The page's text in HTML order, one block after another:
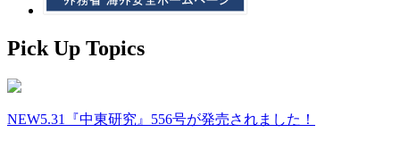
Pick Up Topics
NEW5.31『中東研究』556号が発売されました！